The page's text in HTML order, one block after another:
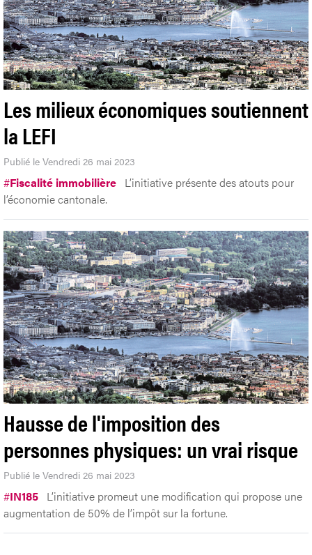
Les milieux économiques soutiennent
la LEFI
Publié le Vendredi 26 mai 2023
#Fiscalité immobilière L’initiative présente des atouts pour
l’économie cantonale.
Hausse de l'imposition des
personnes physiques: un vrai risque
Publié le Vendredi 26 mai 2023
#IN185 L’initiative promeut une modification qui propose une
augmentation de 50% de l’impôt sur la fortune.